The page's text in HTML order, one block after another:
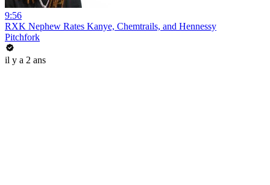
9:56
RXK Nephew Rates Kanye, Chemtrails, and Hennessy
Pitchfork
il y a 2 ans